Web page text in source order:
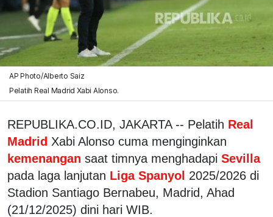
AP Photo/Alberto Saiz
Pelatih Real Madrid Xabi Alonso.
REPUBLIKA.CO.ID, JAKARTA -- Pelatih Real
Madrid Xabi Alonso cuma menginginkan
kemenangan saat timnya menghadapi Sevilla
pada laga lanjutan Liga Spanyol 2025/2026 di
Stadion Santiago Bernabeu, Madrid, Ahad
(21/12/2025) dini hari WIB.